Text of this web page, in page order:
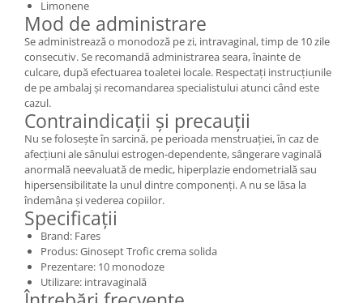
Limonene
Mod de administrare
Se administrează o monodoză pe zi, intravaginal, timp de 10 zile
consecutiv. Se recomandă administrarea seara, înainte de
culcare, după efectuarea toaletei locale. Respectați instrucțiunile
de pe ambalaj și recomandarea specialistului atunci când este
cazul.
Contraindicații și precauții
Nu se folosește în sarcină, pe perioada menstruației, în caz de
afecțiuni ale sânului estrogen-dependente, sângerare vaginală
anormală neevaluată de medic, hiperplazie endometrială sau
hipersensibilitate la unul dintre componenți. A nu se lăsa la
îndemâna și vederea copiilor.
Specificații
Brand: Fares
Produs: Ginosept Trofic crema solida
Prezentare: 10 monodoze
Utilizare: intravaginală